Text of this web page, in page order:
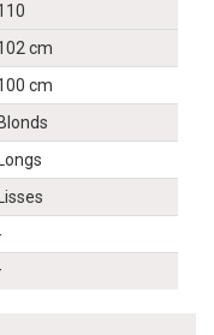
cm
cm
Blonds
Longs
Lisses